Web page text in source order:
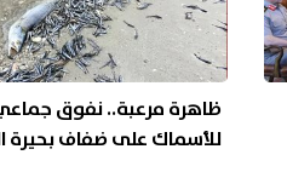
ظاهرة مرعبة.. نفوق
للأسماك على ضفاف بحيرة